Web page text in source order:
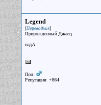
Legend
[Переводчик]
Прирожденный Джаец
надА
Пол:
Репутация: +864